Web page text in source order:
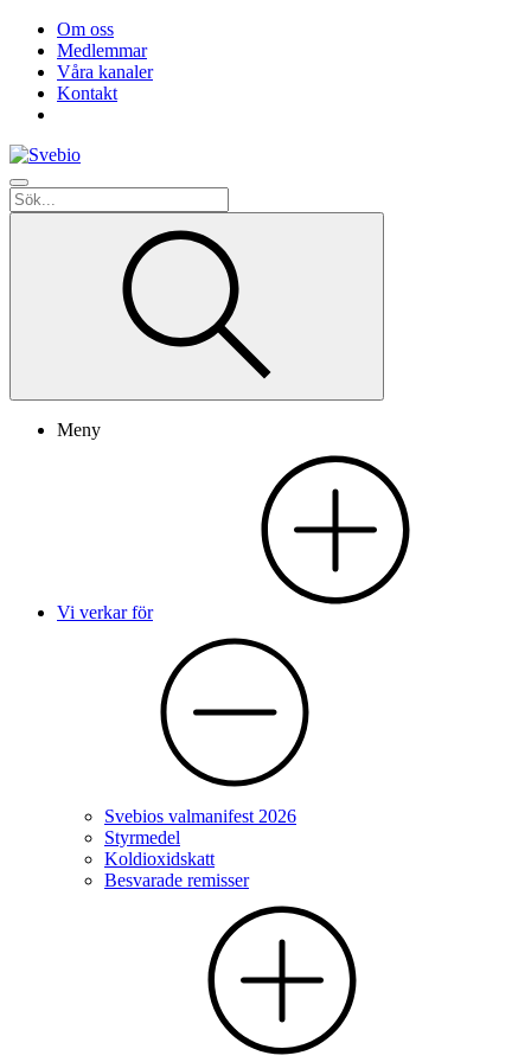
Om oss
Medlemmar
Våra kanaler
Kontakt
Meny
Vi verkar för
Svebios valmanifest 2026
Styrmedel
Koldioxidskatt
Besvarade remisser